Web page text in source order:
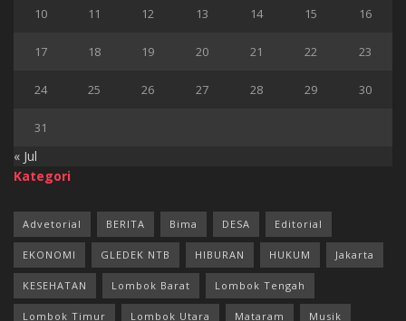
10 11 12 13 14 15 16
17 18 19 20 21 22 23
24 25 26 27 28 29 30
31
« Jul
Kategori
Advetorial BERITA Bima DESA Editorial
EKONOMI GLEDEK NTB HIBURAN HUKUM Jakarta
KESEHATAN Lombok Barat Lombok Tengah
Lombok Timur Lombok Utara Mataram Musik